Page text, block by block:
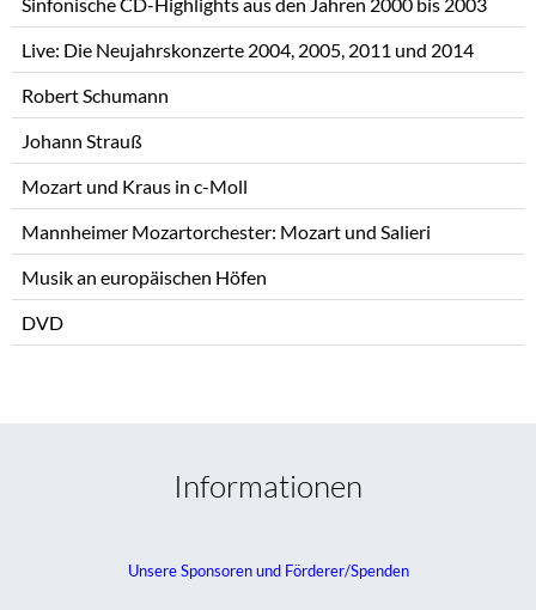
Live: Die Neujahrskonzerte 2004, 2005, 2011 und 2014
Robert Schumann
Johann Strauß
Mozart und Kraus in c-Moll
Mannheimer Mozartorchester: Mozart und Salieri
Musik an europäischen Höfen
DVD
Informationen
Unsere Sponsoren und Förderer/Spenden